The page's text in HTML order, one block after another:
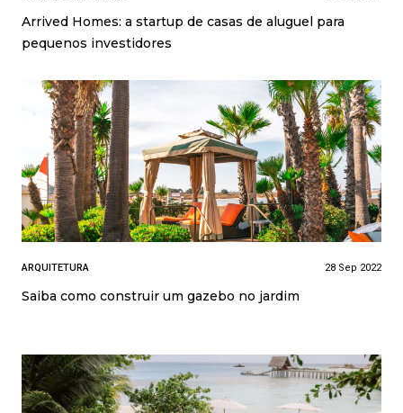
Arrived Homes: a startup de casas de aluguel para
pequenos investidores
ARQUITETURA 28 Sep 2022
Saiba como construir um gazebo no jardim